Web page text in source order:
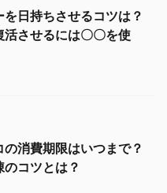
日持ちさせるコツは？
活させるには〇〇を使
消費期限はいつまで？
コツとは？